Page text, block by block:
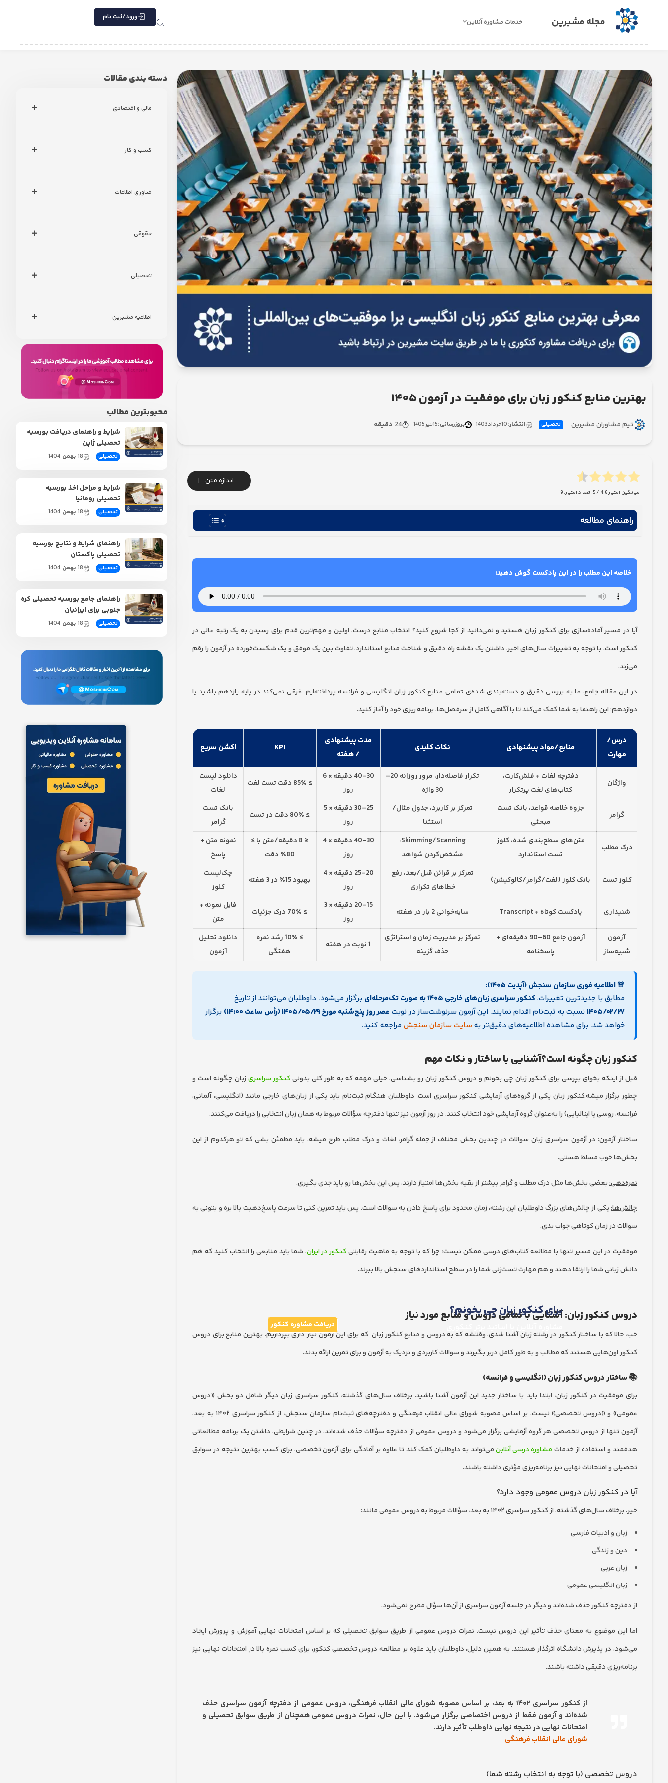
مجله مشیرین خدمات مشاوره آنلاین
آنلاین
ورود/ثبت نام
بهترین منابع کنکور زبان برای موفقیت در آزمون ۱۴۰۵
تیم مشاوران مشیرین تحصیلی انتشار:10خرداد1403 بروزرسانی:15تیر1405
24 دقیقه
- اندازه متن +
میانگین امتیاز4.6 / 5. تعداد امتیاز: 9
راهنمای مطالعه
خلاصه این مطلب را در این پادکست گوش دهید:
آیا در مسیر آماده‌سازی برای کنکور زبان هستید و نمی‌دانید از کجا شروع کنید؟ انتخاب منابع درست، اولین و مهم‌ترین قدم برای رسیدن به یک رتبه عالی در
کنکور است. با توجه به تغییرات سال‌های اخیر، داشتن یک نقشه راه دقیق و شناخت منابع استاندارد، تفاوت بین یک موفق و یک شکست‌خورده در آزمون را رقم
می‌زند.
در این مقاله جامع، ما به بررسی دقیق و دسته‌بندی شده‌ی تمامی منابع کنکور زبان انگلیسی و فرانسه پرداخته‌ایم. فرقی نمی‌کند در پایه یازدهم باشید یا
دوازدهم؛ این راهنما به شما کمک می‌کند تا با آگاهی کامل از سرفصل‌ها، برنامه ریزی خود را آغاز کنید.
درس/
مهارت
منابع/مواد پیشنهادی نکات کلیدی
مدت پیشنهادی
/ هفته
KPI اکشن سریع
واژگان
دفترچه لغات + فلش‌کارت،
کتاب‌های لغت پرتکرار
تکرار فاصله‌دار، مرور روزانه 20–
30 واژه
30–40 دقیقه × 6
روز
≥ 85٪ دقت تست لغت
دانلود لیست
لغات
گرامر
جزوه خلاصه قواعد، بانک تست
مبحثی
تمرکز بر کاربرد، جدول مثال/
استثنا
25–30 دقیقه × 5
روز
≥ 80٪ دقت در تست
بانک تست
گرامر
درک مطلب
متن‌های سطح‌بندی شده، کلوز
تست استاندارد
Skimming/Scanning،
مشخص‌کردن شواهد
30–40 دقیقه × 4
روز
≤ 8 دقیقه/متن با ≥
80٪ دقت
نمونه متن +
پاسخ
کلوز تست بانک کلوز (لغت/گرامر/کالوکیشن)
تمرکز بر قرائن قبل/بعد، رفع
خطاهای تکراری
20–25 دقیقه × 4
روز
بهبود 15٪ در 3 هفته
چک‌لیست
کلوز
شنیداری پادکست کوتاه + Transcript سایه‌خوانی 2 بار در هفته
15–20 دقیقه × 3
روز
≥ 70٪ درک جزئیات
فایل نمونه +
متن
آزمون
شبیه‌ساز
آزمون جامع 60–90 دقیقه‌ای +
پاسخنامه
تمرکز بر مدیریت زمان و استراتژی
حذف گزینه
1 نوبت در هفته
≥ 10٪ رشد نمره
هفتگی
دانلود تحلیل
آزمون
🚨 اطلاعیه فوری سازمان سنجش (آپدیت ۱۴۰۵):
مطابق با جدیدترین تغییرات،کنکور سراسری زبان‌های خارجی ۱۴۰۵ به صورت تک‌مرحله‌ای
برگزار می‌شود. داوطلبان می‌توانند از تاریخ
۱۴۰۵/۰۲/۲۷نسبت به ثبت‌نام اقدام نمایند. این آزمون سرنوشت‌ساز در نوبت عصر روز پنج‌شنبه مورخ ۱۴۰۵/۰۵/۲۹ (رأس ساعت ۱۴:۰۰)
برگزار
خواهد شد. برای مشاهده اطلاعیه‌های دقیق‌تر بهسایت سازمان سنجش مراجعه کنید.
کنکور زبان چگونه است؟آشنایی با ساختار و نکات مهم
قبل از اینکه بخوای بپرسی برای کنکور زبان چی بخونم و دروس کنکور زبان رو بشناسی، خیلی مهمه که به طور کلی بدونیکنکور سراسریزبان چگونه است و
چطور برگزار میشه.کنکور زبان یکی از گروه‌های آزمایشی کنکور سراسری است. داوطلبان هنگام ثبت‌نام باید یکی از زبان‌های خارجی مانند (انگلیسی، آلمانی،
فرانسه، روسی یا ایتالیایی) را به‌عنوان گروه آزمایشی خود انتخاب کنند. در روز آزمون نیز تنها دفترچه سؤالات مربوط به همان زبان انتخابی را دریافت می‌کنند.
ساختار آزمون:در آزمون سراسری زبان سوالات در چندین بخش مختلف از جمله گرامر، لغات و درک مطلب طرح میشه. باید مطمئن بشی که تو هرکدوم از این
بخش‌ها خوب مسلط هستی.
نمره‌دهی:بعضی بخش‌ها مثل درک مطلب و گرامر بیشتر از بقیه بخش‌ها امتیاز دارند، پس این بخش‌ها رو باید جدی بگیری.
چالش‌ها:یکی از چالش‌های بزرگ داوطلبان این رشته، زمان محدود برای پاسخ دادن به سوالات است. پس باید تمرین کنی تا سرعت پاسخ‌دهیت بالا بره و بتونی به
سوالات در زمان کوتاهی جواب بدی.
موفقیت در این مسیر تنها با مطالعه کتاب‌های درسی ممکن نیست؛ چرا که با توجه به ماهیت رقابتیکنکور در ایران، شما باید منابعی را انتخاب کنید که هم
دانش زبانی شما را ارتقا دهند و هم مهارت تست‌زنی شما را در سطح استانداردهای سنجش بالا ببرند.
دریافت مشاوره کنکور
برای کنکور زبان چی بخونم؟
مشاوره آنلاین با اساتید برتر کنکوری
دروس کنکور زبان: آشنایی با تمامی دروس و منابع مورد نیاز
خب، حالا که با ساختار کنکور در رشته زبان آشنا شدی، وقتشه که به دروس و منابع کنکور زبان که برای این آزمون نیاز داری بپردازیم. بهترین منابع برای دروس
کنکور اون‌هایی هستند که مطالب و به طور کامل دربر بگیرند و سوالات کاربردی و نزدیک به آزمون و برای تمرین ارائه بدند.
📚 ساختار دروس کنکور زبان (انگلیسی و فرانسه)
برای موفقیت در کنکور زبان، ابتدا باید با ساختار جدید این آزمون آشنا باشید. برخلاف سال‌های گذشته، کنکور سراسری زبان دیگر شامل دو بخش «دروس
عمومی» و «دروس تخصصی» نیست. بر اساس مصوبه شورای عالی انقلاب فرهنگی و دفترچه‌های ثبت‌نام سازمان سنجش، از کنکور سراسری ۱۴۰۲ به بعد،
آزمون تنها از دروس تخصصی هر گروه آزمایشی برگزار می‌شود و دروس عمومی از دفترچه سؤالات حذف شده‌اند. در چنین شرایطی، داشتن یک برنامه مطالعاتی
هدفمند و استفاده از خدماتمشاوره درسی آنلاینمی‌تواند به داوطلبان کمک کند تا علاوه بر آمادگی برای آزمون تخصصی، برای کسب بهترین نتیجه در سوابق
تحصیلی و امتحانات نهایی نیز برنامه‌ریزی مؤثری داشته باشند.
آیا در کنکور زبان دروس عمومی وجود دارد؟
خیر. برخلاف سال‌های گذشته، از کنکور سراسری ۱۴۰۲ به بعد، سؤالات مربوط به دروس عمومی مانند:
زبان و ادبیات فارسی
دین و زندگی
زبان عربی
زبان انگلیسی عمومی
از دفترچه کنکور حذف شده‌اند و دیگر در جلسه آزمون سراسری از آن‌ها سؤال مطرح نمی‌شود.
اما این موضوع به معنای حذف تأثیر این دروس نیست. نمرات دروس عمومی از طریق سوابق تحصیلی که بر اساس امتحانات نهایی آموزش و پرورش ایجاد
می‌شود، در پذیرش دانشگاه اثرگذار هستند. به همین دلیل، داوطلبان باید علاوه بر مطالعه دروس تخصصی کنکور، برای کسب نمره بالا در امتحانات نهایی نیز
برنامه‌ریزی دقیقی داشته باشند.
از کنکور سراسری ۱۴۰۲ به بعد، بر اساس مصوبه شورای عالی انقلاب فرهنگی، دروس عمومی از دفترچه آزمون سراسری حذف
شده‌اند و آزمون فقط از دروس اختصاصی برگزار می‌شود. با این حال، نمرات دروس عمومی همچنان از طریق سوابق تحصیلی و
امتحانات نهایی در نتیجه نهایی داوطلب تأثیر دارند.
شورای عالی انقلاب فرهنگی
دروس تخصصی (با توجه به انتخاب رشته شما)
دسته بندی مقالات
مالی و اقتصادی
کسب و کار
فناوری اطلاعات
حقوقی
تحصیلی
اطلاعیه مشیرین
محبوبترین مطالب
شرایط و راهنمای دریافت بورسیه
تحصیلی ژاپن
تحصیلی 18 بهمن 1404
شرایط و مراحل اخذ بورسیه
تحصیلی رومانیا
تحصیلی 18 بهمن 1404
راهنمای شرایط و نتایج بورسیه
تحصیلی پاکستان
تحصیلی 18 بهمن 1404
راهنمای جامع بورسیه تحصیلی کره
جنوبی برای ایرانیان
تحصیلی 18 بهمن 1404